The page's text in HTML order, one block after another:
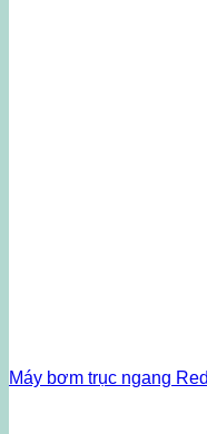
Máy bơm trục ngang